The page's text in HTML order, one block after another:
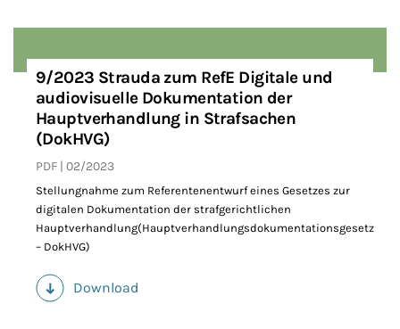
9/2023 Strauda zum RefE Digitale und
audiovisuelle Dokumentation der
Hauptverhandlung in Strafsachen
(DokHVG)
PDF 02/2023
Stellungnahme zum Referentenentwurf eines Gesetzes zur
digitalen Dokumentation der strafgerichtlichen
Hauptverhandlung(Hauptverhandlungsdokumentationsgesetz
– DokHVG)
Download
(PDF)